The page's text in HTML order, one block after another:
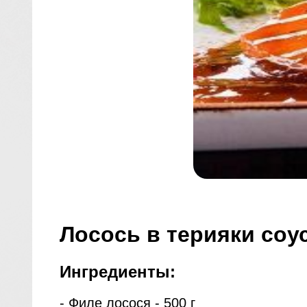
Лосось в терияки
Ингредиенты:
- Филе лосося - 500 г